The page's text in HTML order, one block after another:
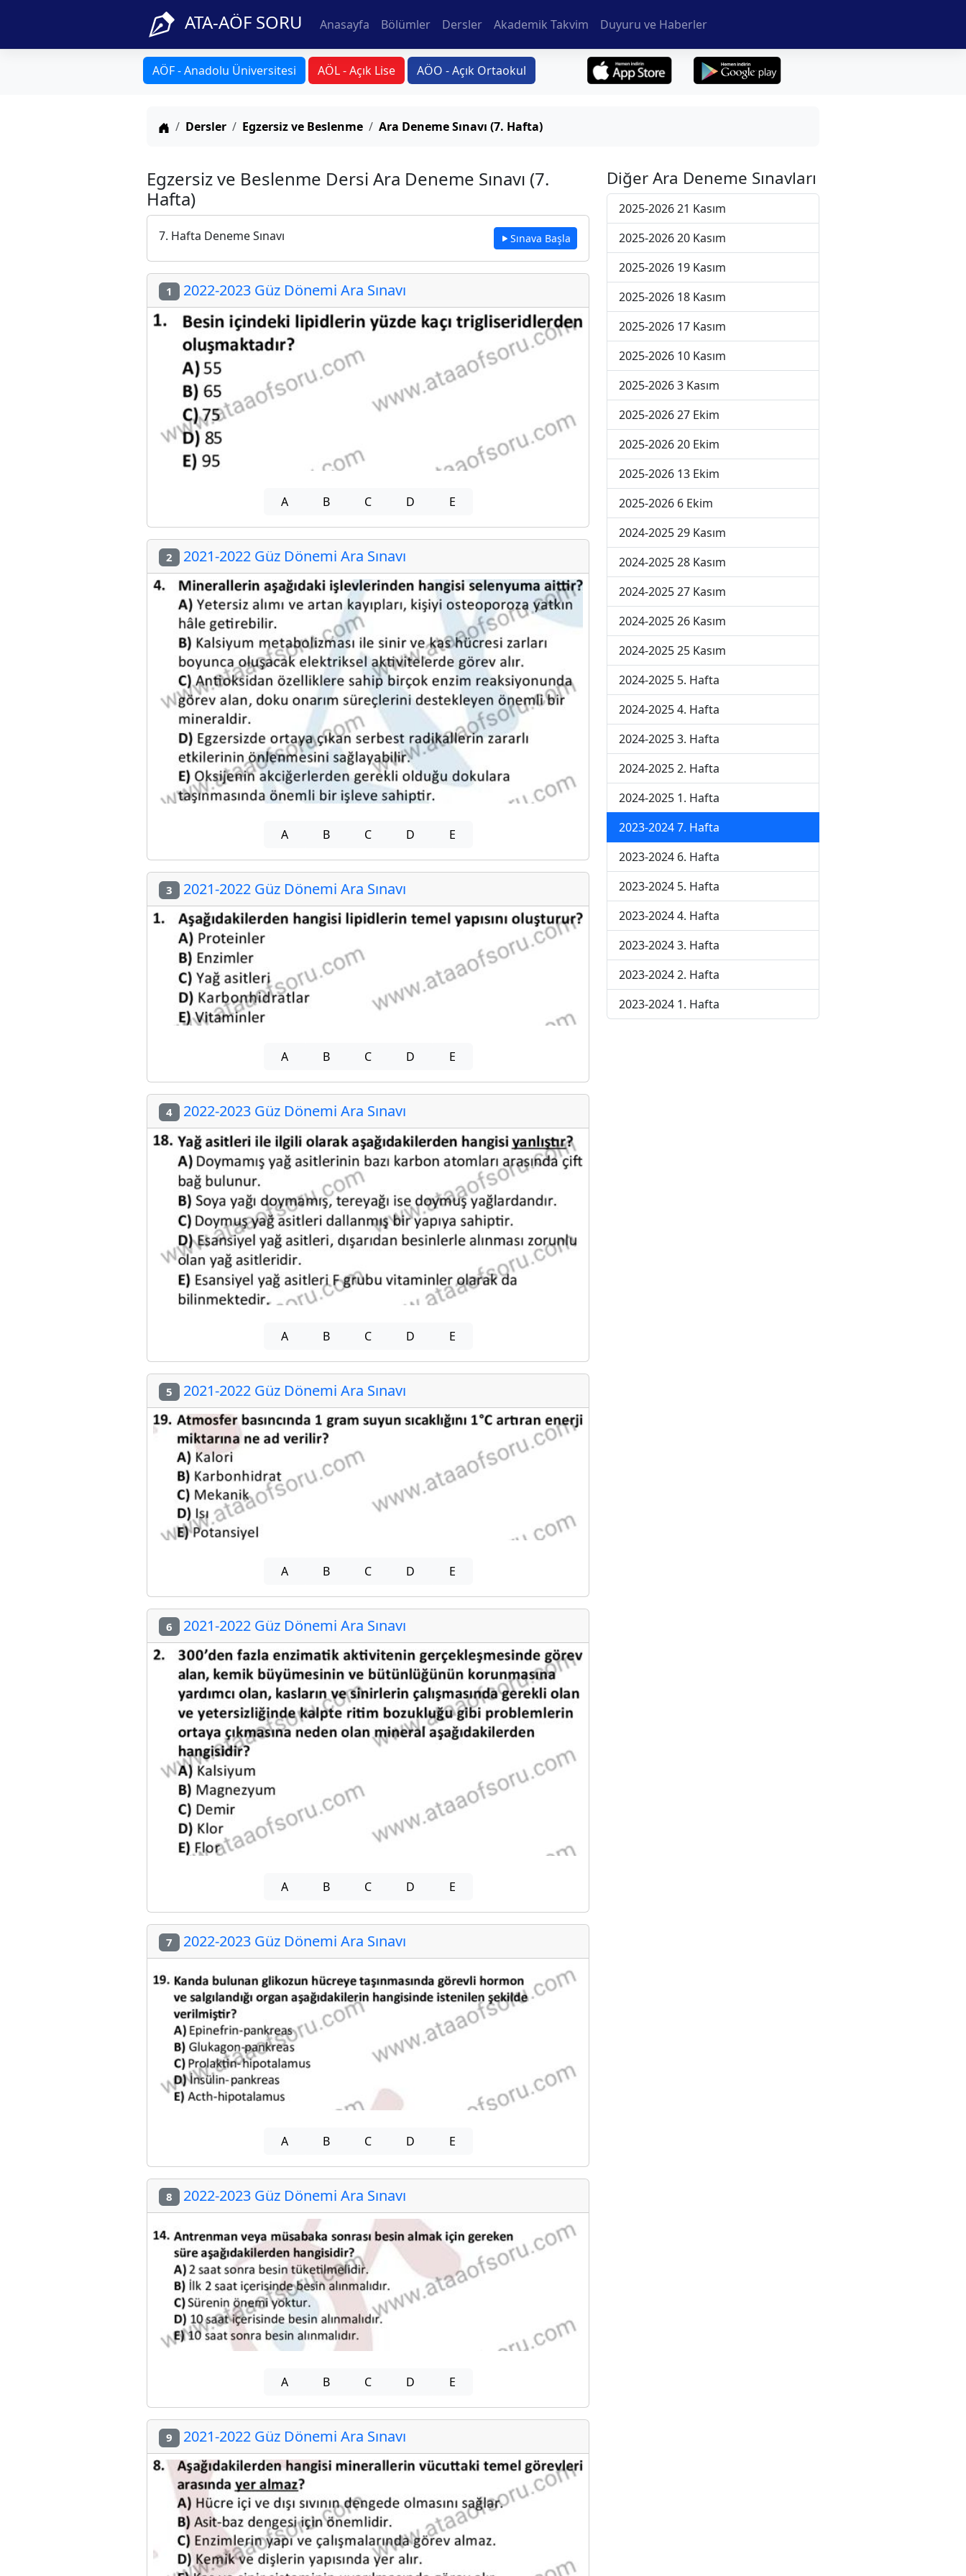
ATA-AÖF SORU Anasayfa Bölümler Dersler Akademik Takvim Duyuru ve Haberler
AÖF - Anadolu Üniversitesi AÖL - Açık Lise AÖO - Açık Ortaokul
Anasayfa
Dersler Egzersiz ve Beslenme Ara Deneme Sınavı (7. Hafta)
Egzersiz ve Beslenme Dersi Ara Deneme Sınavı (7.
Hafta)
7. Hafta Deneme Sınavı Sınava Başla
1 2022-2023 Güz Dönemi Ara Sınavı
A B C D E
2 2021-2022 Güz Dönemi Ara Sınavı
A B C D E
3 2021-2022 Güz Dönemi Ara Sınavı
A B C D E
4 2022-2023 Güz Dönemi Ara Sınavı
A B C D E
5 2021-2022 Güz Dönemi Ara Sınavı
A B C D E
6 2021-2022 Güz Dönemi Ara Sınavı
A B C D E
7 2022-2023 Güz Dönemi Ara Sınavı
A B C D E
8 2022-2023 Güz Dönemi Ara Sınavı
A B C D E
9 2021-2022 Güz Dönemi Ara Sınavı
Diğer Ara Deneme Sınavları
2025-2026 21 Kasım
2025-2026 20 Kasım
2025-2026 19 Kasım
2025-2026 18 Kasım
2025-2026 17 Kasım
2025-2026 10 Kasım
2025-2026 3 Kasım
2025-2026 27 Ekim
2025-2026 20 Ekim
2025-2026 13 Ekim
2025-2026 6 Ekim
2024-2025 29 Kasım
2024-2025 28 Kasım
2024-2025 27 Kasım
2024-2025 26 Kasım
2024-2025 25 Kasım
2024-2025 5. Hafta
2024-2025 4. Hafta
2024-2025 3. Hafta
2024-2025 2. Hafta
2024-2025 1. Hafta
2023-2024 7. Hafta
2023-2024 6. Hafta
2023-2024 5. Hafta
2023-2024 4. Hafta
2023-2024 3. Hafta
2023-2024 2. Hafta
2023-2024 1. Hafta